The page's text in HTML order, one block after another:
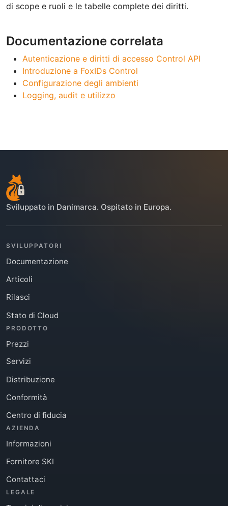
di scope e ruoli e le tabelle complete dei diritti.
Documentazione correlata
Autenticazione e diritti di accesso Control API
Introduzione a FoxIDs Control
Configurazione degli ambienti
Logging, audit e utilizzo
Sviluppato in Danimarca. Ospitato in Europa.
SVILUPPATORI
Documentazione
Articoli
Rilasci
Stato di Cloud
PRODOTTO
Prezzi
Servizi
Distribuzione
Conformità
Centro di fiducia
AZIENDA
Informazioni
Fornitore SKI
Contattaci
LEGALE